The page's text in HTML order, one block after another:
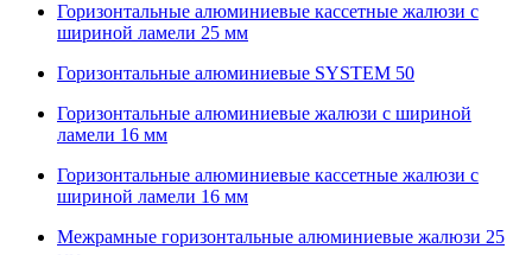
Горизонтальные алюминиевые кассетные жалюзи с
шириной ламели 25 мм
Горизонтальные алюминиевые SYSTEM 50
Горизонтальные алюминиевые жалюзи с шириной
ламели 16 мм
Горизонтальные алюминиевые кассетные жалюзи с
шириной ламели 16 мм
Межрамные горизонтальные алюминиевые жалюзи 25